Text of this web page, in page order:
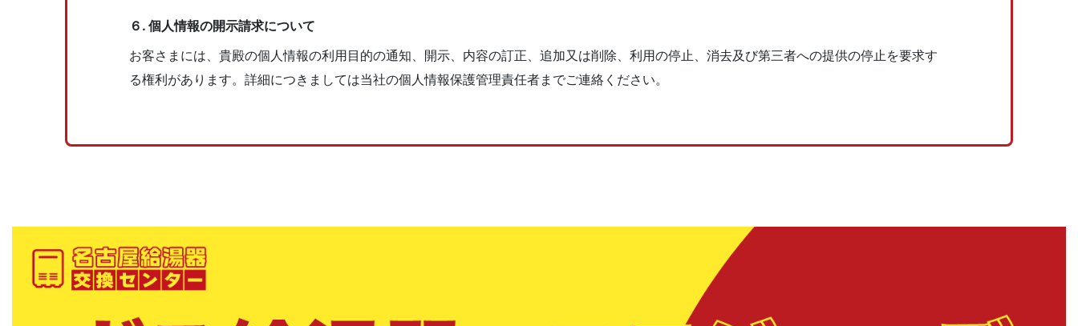
６. 個⼈情報の開⽰請求について
お客さまには、貴殿の個⼈情報の利⽤⽬的の通知、開⽰、内容の訂正、追加⼜は削除、利⽤の停⽌、消去及び第三者への提供の停⽌を要求す
る権利があります。詳細につきましては当社の個⼈情報保護管理責任者までご連絡ください。